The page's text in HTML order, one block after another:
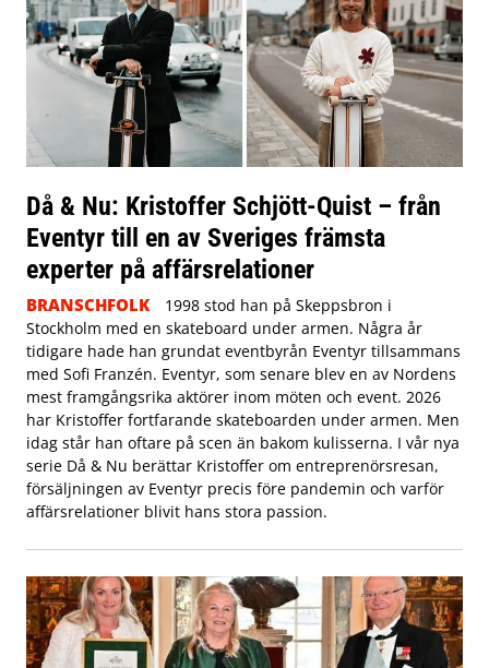
Då & Nu: Kristoffer Schjött-Quist – från
Eventyr till en av Sveriges främsta
experter på affärsrelationer
BRANSCHFOLK
1998 stod han på Skeppsbron i
Stockholm med en skateboard under armen. Några år
tidigare hade han grundat eventbyrån Eventyr tillsammans
med Sofi Franzén. Eventyr, som senare blev en av Nordens
mest framgångsrika aktörer inom möten och event. 2026
har Kristoffer fortfarande skateboarden under armen. Men
idag står han oftare på scen än bakom kulisserna. I vår nya
serie Då & Nu berättar Kristoffer om entreprenörsresan,
försäljningen av Eventyr precis före pandemin och varför
affärsrelationer blivit hans stora passion.